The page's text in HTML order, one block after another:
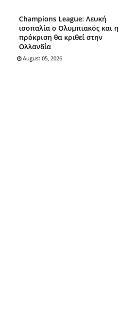
Champions League: Λευκή
ισοπαλία ο Ολυμπιακός και η
πρόκριση θα κριθεί στην
Ολλανδία
August 05, 2026